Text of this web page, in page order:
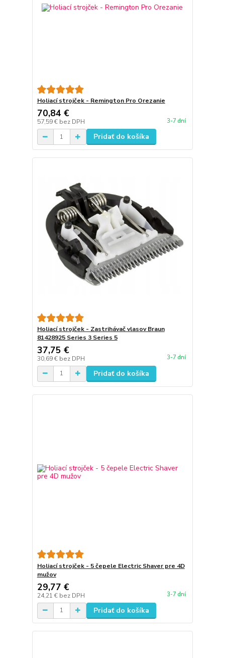
Holiací strojček - Remington Pro Orezanie
70,84 €
57,59 € bez DPH 3-7 dní
Pridať do košíka
Holiací strojček - Zastrihávač vlasov Braun
81428925 Series 3 Series 5
37,75 €
30,69 € bez DPH 3-7 dní
Pridať do košíka
Holiací strojček - 5 čepele Electric Shaver pre 4D
mužov
29,77 €
24,21 € bez DPH 3-7 dní
Pridať do košíka